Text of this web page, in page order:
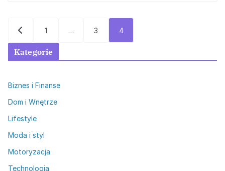
Stronicowanie
wpisów
1 … 3 4
Kategorie
Biznes i Finanse
Dom i Wnętrze
Lifestyle
Moda i styl
Motoryzacja
Technologia